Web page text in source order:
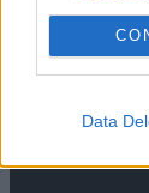
Data